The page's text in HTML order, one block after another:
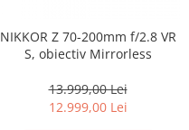
NIKKOR Z 70-200mm f/2.8 VR
S, obiectiv Mirrorless
13.999,00 Lei
12.999,00 Lei